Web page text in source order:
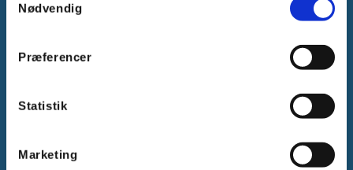
Nødvendig
Præferencer
Statistik
Marketing
Gammelager 15
2605 Brøndby, Danmark
Tlf.:+45 44 85 90 00